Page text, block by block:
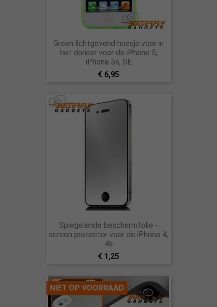
Groen lichtgevend hoesje voor in
het donker voor de iPhone 5,
iPhone 5s, SE
€ 6,95
Spiegelende beschermfolie -
screen protector voor de iPhone 4,
4s
€ 1,25
NIET OP VOORRAAD